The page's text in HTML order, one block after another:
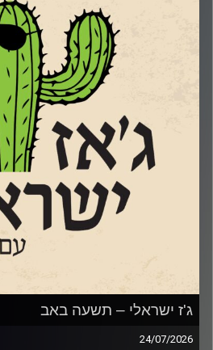
ומשמש מרחב משותף לאמנים,
והפסטיבל הואפסטיבל SHIFT
שלדברי המארגנים שלו, אינו מבקש
מתיימר לפתור אותה. הוא מתחיל
שאנחנו מבקשים אינו דבר שמחכים
שוחחנו עם המנהל האומנותי של
המלחין ונגן העוד לואי ח'לייף ועם
אחרי המשכנו במסורת החדשה שלנו
של מוזיקאי ג'ז ישראלים:
איתמר בורוכוב
ונדב כרם
ג'ז ישראלי – תשעה באב
24/07/2026